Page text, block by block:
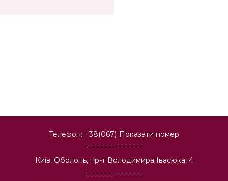
Телефон: +38(067) Показати номер
Київ, Оболонь, пр-т Володимира Івасюка, 4